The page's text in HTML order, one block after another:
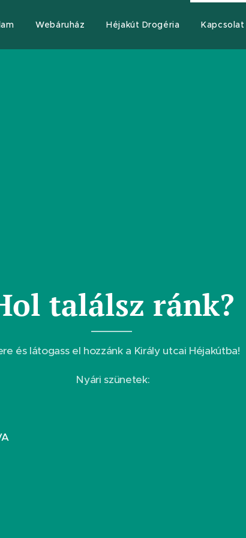
Webáruház Héjakút Drogéria Kapcsolat
találsz ránk?
és látogass el hozzánk a Király utcai Héjakútba!
Nyári szünetek: